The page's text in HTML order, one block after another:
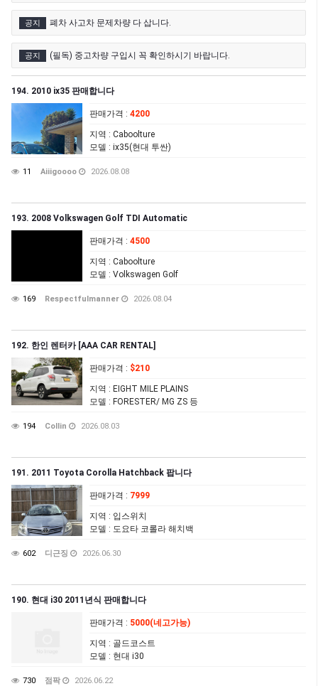
공지 폐차 사고차 문제차량 다 삽니다.
공지 (필독) 중고차량 구입시 꼭 확인하시기 바랍니다.
194. 2010 ix35 판매합니다
판매가격 : 4200
지역 : Caboolture
모델 : ix35(현대 투싼)
11 Aiiigoooo 2026.08.08
193. 2008 Volkswagen Golf TDI Automatic
판매가격 : 4500
지역 : Caboolture
모델 : Volkswagen Golf
169 Respectfulmanner 2026.08.04
192. 한인 렌터카 [AAA CAR RENTAL]
판매가격 : $210
지역 : EIGHT MILE PLAINS
모델 : FORESTER/ MG ZS 등
194 Collin 2026.08.03
191. 2011 Toyota Corolla Hatchback 팝니다
판매가격 : 7999
지역 : 입스위치
모델 : 도요타 코롤라 해치백
602 디근징 2026.06.30
190. 현대 i30 2011년식 판매합니다
판매가격 : 5000(네고가능)
지역 : 골드코스트
모델 : 현대 i30
730 점팍 2026.06.22